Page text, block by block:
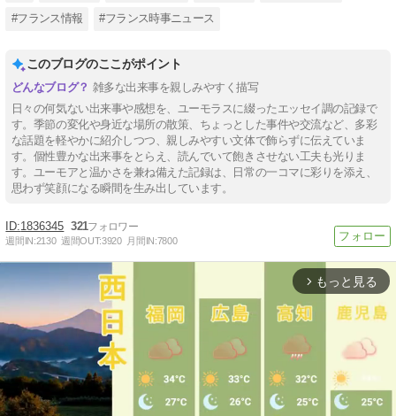
#フランス情報 #フランス時事ニュース
このブログのここがポイント
雑多な出来事を親しみやすく描写
日々の何気ない出来事や感想を、ユーモラスに綴ったエッセイ調の記録で
す。季節の変化や身近な場所の散策、ちょっとした事件や交流など、多彩
な話題を軽やかに紹介しつつ、親しみやすい文体で飾らずに伝えていま
す。個性豊かな出来事をとらえ、読んでいて飽きさせない工夫も光りま
す。ユーモアと温かさを兼ね備えた記録は、日常の一コマに彩りを添え、
思わず笑顔になる瞬間を生み出しています。
1836345 321
週間IN:2130 週間OUT:3920 月間IN:7800
arrow_forward_ios もっと見る